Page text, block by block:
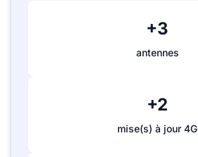
+3
antennes
+2
mise(s) à jour 4G